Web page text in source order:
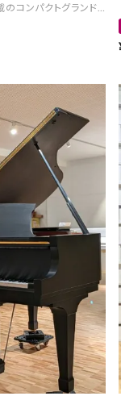
のコンパクトグランドピ